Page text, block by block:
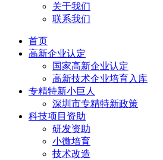
关于我们
联系我们
首页
高新企业认定
国家高新企业认定
高新技术企业培育入库
专精特新小巨人
深圳市专精特新政策
科技项目资助
研发资助
小微培育
技术改造